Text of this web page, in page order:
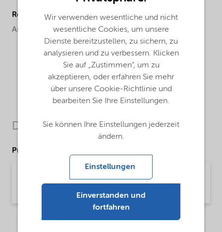
Regional availability
Asia
Downloads
Product Data Sheets
Wir verwenden wesentliche und nicht
wesentliche Cookies, um unsere
Dienste bereitzustellen, zu sichern, zu
analysieren und zu verbessern. Klicken
Sie auf „Zustimmen“, um zu
akzeptieren, oder erfahren Sie mehr
über unsere Cookie-Richtlinie und
bearbeiten Sie Ihre Einstellungen.
Sie können Ihre Einstellungen jederzeit
ändern.
Einstellungen
Einverstanden und
fortfahren